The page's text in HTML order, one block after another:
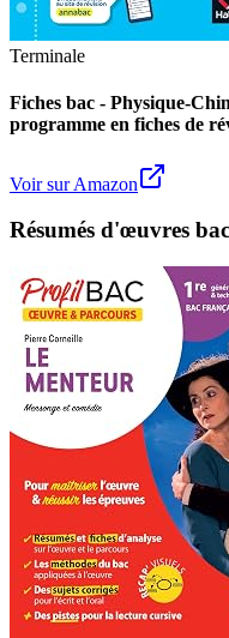
Terminale
Fiches bac - Physique-
programme en fiches de
Voir sur Amazon
Résumés d'œuvres